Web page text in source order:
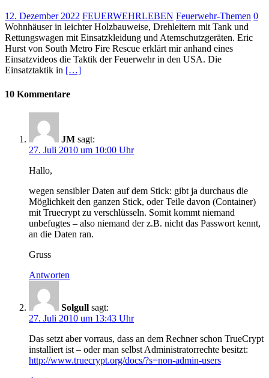
12. Dezember 2022 FEUERWEHRLEBEN Feuerwehr-Themen 0
Wohnhäuser in leichter Holzbauweise, Drehleitern mit Tank und
Rettungswagen mit Einsatzkleidung und Atemschutzgeräten. Eric
Hurst von South Metro Fire Rescue erklärt mir anhand eines
Einsatzvideos die Taktik der Feuerwehr in den USA. Die
Einsatztaktik in […]
10 Kommentare
JM sagt:
27. Juli 2010 um 10:00 Uhr
Hallo,
wegen sensibler Daten auf dem Stick: gibt ja durchaus die
Möglichkeit den ganzen Stick, oder Teile davon (Container)
mit Truecrypt zu verschlüsseln. Somit kommt niemand
unbefugtes – also niemand der z.B. nicht das Passwort kennt,
an die Daten ran.
Gruss
Antworten
Solgull sagt:
27. Juli 2010 um 13:43 Uhr
Das setzt aber vorraus, dass an dem Rechner schon TrueCrypt
installiert ist – oder man selbst Administratorrechte besitzt:
http://www.truecrypt.org/docs/?s=non-admin-users